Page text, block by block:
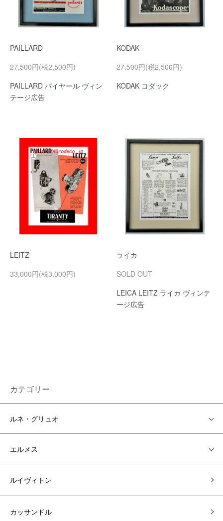
PAILLARD
27,500円(税2,500円)
PAILLARD パイヤール ヴィン
テージ広告
KODAK
27,500円(税2,500円)
KODAK コダック
LEITZ
33,000円(税3,000円)
ライカ
SOLD OUT
LEICA LEITZ ライカ ヴィンテ
ージ広告
カテゴリー
ルネ・グリュオ
エルメス
ルイヴィトン
カッサンドル